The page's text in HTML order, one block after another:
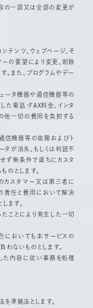
の一部又は全部の変更が
テンツ、ウェブページ、そ
ーの要望により変更、削除
また、プログラムやデー
ータ機器や通信機器等の
電話・FAX料金、インタ
他一切の費用を負担する
信機器等の故障およびト
タが消失、もしくは判読不
ず無条件で直ちにカスタ
のとします。
カスタマー又は第三者に
責任と費用において解決
ます。
ことにより発生した一切
においても本サービスの
わないものとします。
た内容に従い事務を処理
準拠法とします。